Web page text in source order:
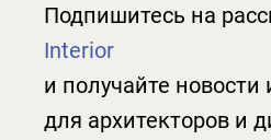
Подпишитесь на
Interior
и получайте новости
для архитекторов и